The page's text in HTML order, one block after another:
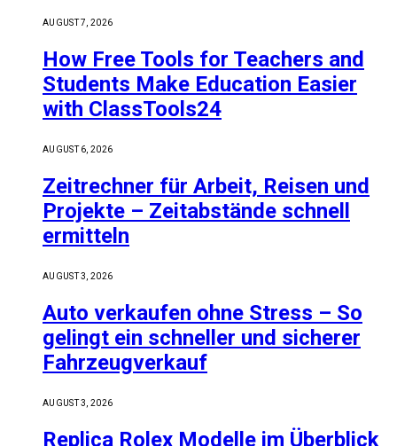
AUGUST 7, 2026
How Free Tools for Teachers and
Students Make Education Easier
with ClassTools24
AUGUST 6, 2026
Zeitrechner für Arbeit, Reisen und
Projekte – Zeitabstände schnell
ermitteln
AUGUST 3, 2026
Auto verkaufen ohne Stress – So
gelingt ein schneller und sicherer
Fahrzeugverkauf
AUGUST 3, 2026
Replica Rolex Modelle im Überblick